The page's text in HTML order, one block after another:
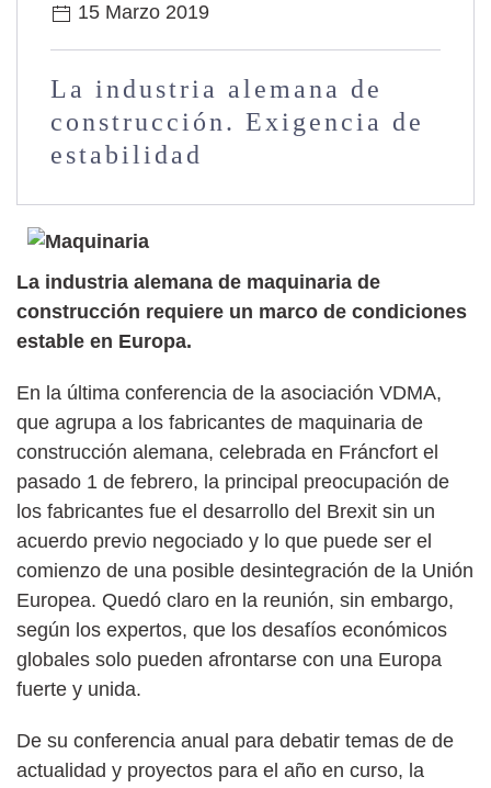
15 Marzo 2019
La industria alemana de
construcción. Exigencia de
estabilidad
La industria alemana de maquinaria de
construcción requiere un marco de condiciones
estable en Europa.
En la última conferencia de la asociación VDMA,
que agrupa a los fabricantes de maquinaria de
construcción alemana, celebrada en Fráncfort el
pasado 1 de febrero, la principal preocupación de
los fabricantes fue el desarrollo del Brexit sin un
acuerdo previo negociado y lo que puede ser el
comienzo de una posible desintegración de la Unión
Europea. Quedó claro en la reunión, sin embargo,
según los expertos, que los desafíos económicos
globales solo pueden afrontarse con una Europa
fuerte y unida.
De su conferencia anual para debatir temas de de
actualidad y proyectos para el año en curso, la